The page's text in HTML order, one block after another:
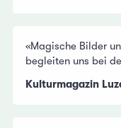
«Magische Bilder
begleiten uns bei
Kulturmagazin